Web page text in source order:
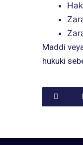
Maddi
hukuki